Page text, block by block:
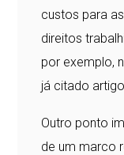
custos para
direitos
por exemplo,
já citado
Outro ponto
de um marco